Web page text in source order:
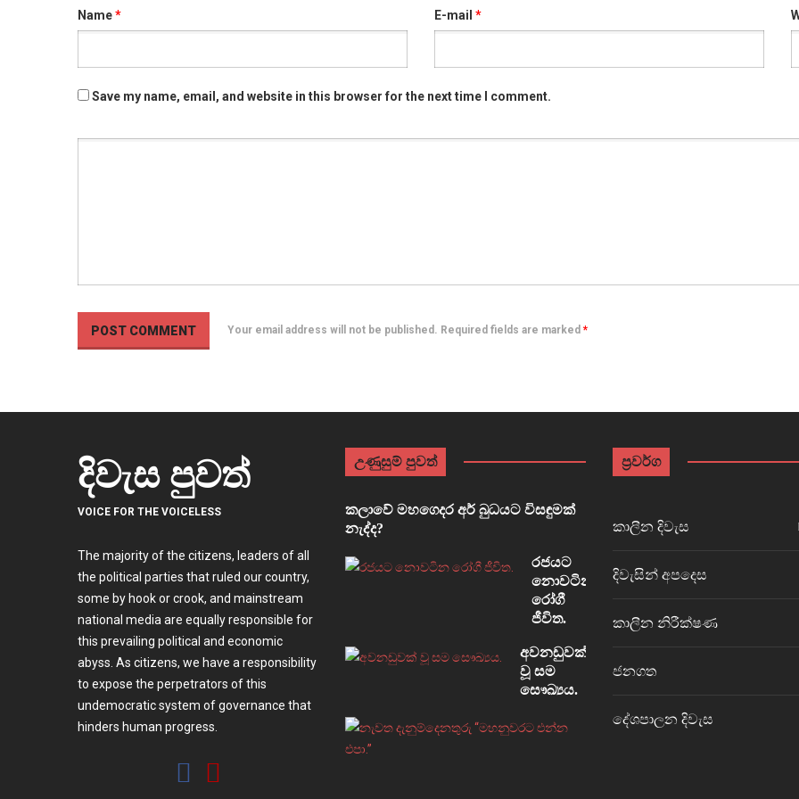
Name* E-mail *
Save my name, email, and website in this browser for the next time I comment.
Your email address will not be published. Required fields are marked *
දිවැස පුවත්
VOICE FOR THE VOICELESS
The majority of the citizens, leaders of all
the political parties that ruled our country,
some by hook or crook, and mainstream
national media are equally responsible for
this prevailing political and economic
abyss. As citizens, we have a responsibility
to expose the perpetrators of this
undemocratic system of governance that
hinders human progress.
උණුසුම් පුවත්
කලාවේ මහගෙදර අර් බුධයට විසඳුමක්
නැද්ද?
රජයට
නොවටින
රෝගී
ජීවිත.
අවනඩුවක්
වූ සම
සෞඛ්‍යය.
නැවත
ප්‍රවර්ග
කාලීන දිවැස
දිවැසින් අපදෙස
කාලීන නිරීක්ෂණ
ජනගත
දේශපාලන දිවැස